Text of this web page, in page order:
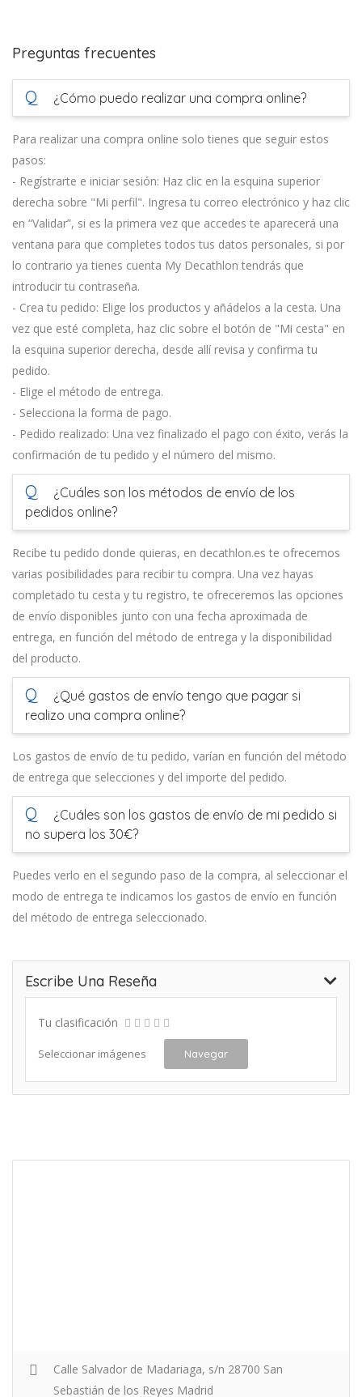
Preguntas frecuentes
Q ¿Cómo puedo realizar una compra online?
Para realizar una compra online solo tienes que seguir estos
pasos:
- Regístrarte e iniciar sesión: Haz clic en la esquina superior
derecha sobre "Mi perfil". Ingresa tu correo electrónico y haz clic
en “Validar”, si es la primera vez que accedes te aparecerá una
ventana para que completes todos tus datos personales, si por
lo contrario ya tienes cuenta My Decathlon tendrás que
introducir tu contraseña.
- Crea tu pedido: Elige los productos y añádelos a la cesta. Una
vez que esté completa, haz clic sobre el botón de "Mi cesta" en
la esquina superior derecha, desde allí revisa y confirma tu
pedido.
- Elige el método de entrega.
- Selecciona la forma de pago.
- Pedido realizado: Una vez finalizado el pago con éxito, verás la
confirmación de tu pedido y el número del mismo.
Q
¿Cuáles son los métodos de envío de los
pedidos online?
Recibe tu pedido donde quieras, en decathlon.es te ofrecemos
varias posibilidades para recibir tu compra. Una vez hayas
completado tu cesta y tu registro, te ofreceremos las opciones
de envío disponibles junto con una fecha aproximada de
entrega, en función del método de entrega y la disponibilidad
del producto.
Q
¿Qué gastos de envío tengo que pagar si
realizo una compra online?
Los gastos de envío de tu pedido, varían en función del método
de entrega que selecciones y del importe del pedido.
Q
¿Cuáles son los gastos de envío de mi pedido si
no supera los 30€?
Puedes verlo en el segundo paso de la compra, al seleccionar el
modo de entrega te indicamos los gastos de envío en función
del método de entrega seleccionado.
Escribe Una Reseña
Tu clasificación
Seleccionar imágenes Navegar
Calle Salvador de Madariaga, s/n 28700 San
Sebastián de los Reyes Madrid